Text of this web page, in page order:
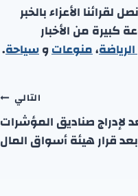
الأعزاء بالخبر
كبيرة من الأخبار
الرياضة،منوعاتوسياحة.
التالي
لإدراج صناديق المؤشرات
قرار هيئة أسواق المال